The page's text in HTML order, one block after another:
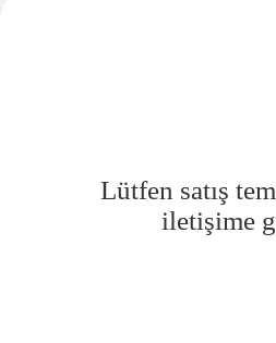
Lütfen satış
iletişime